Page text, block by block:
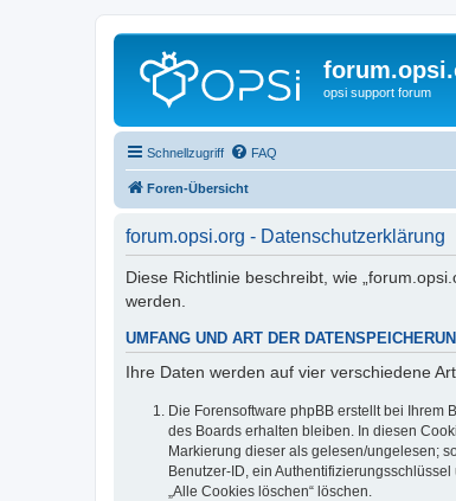
opsi support forum
Schnellzugriff FAQ
Foren-Übersicht
forum.opsi.org - Datenschutzerklärung
Diese Richtlinie beschreibt, wie
werden.
UMFANG UND ART DER
Ihre Daten werden auf vier verschiedene
Die Forensoftware phpBB erstellt bei Ihrem
des Boards erhalten bleiben. In diesen
Markierung dieser als gelesen/ungelesen;
Benutzer-ID, ein
„Alle Cookies löschen“ löschen.